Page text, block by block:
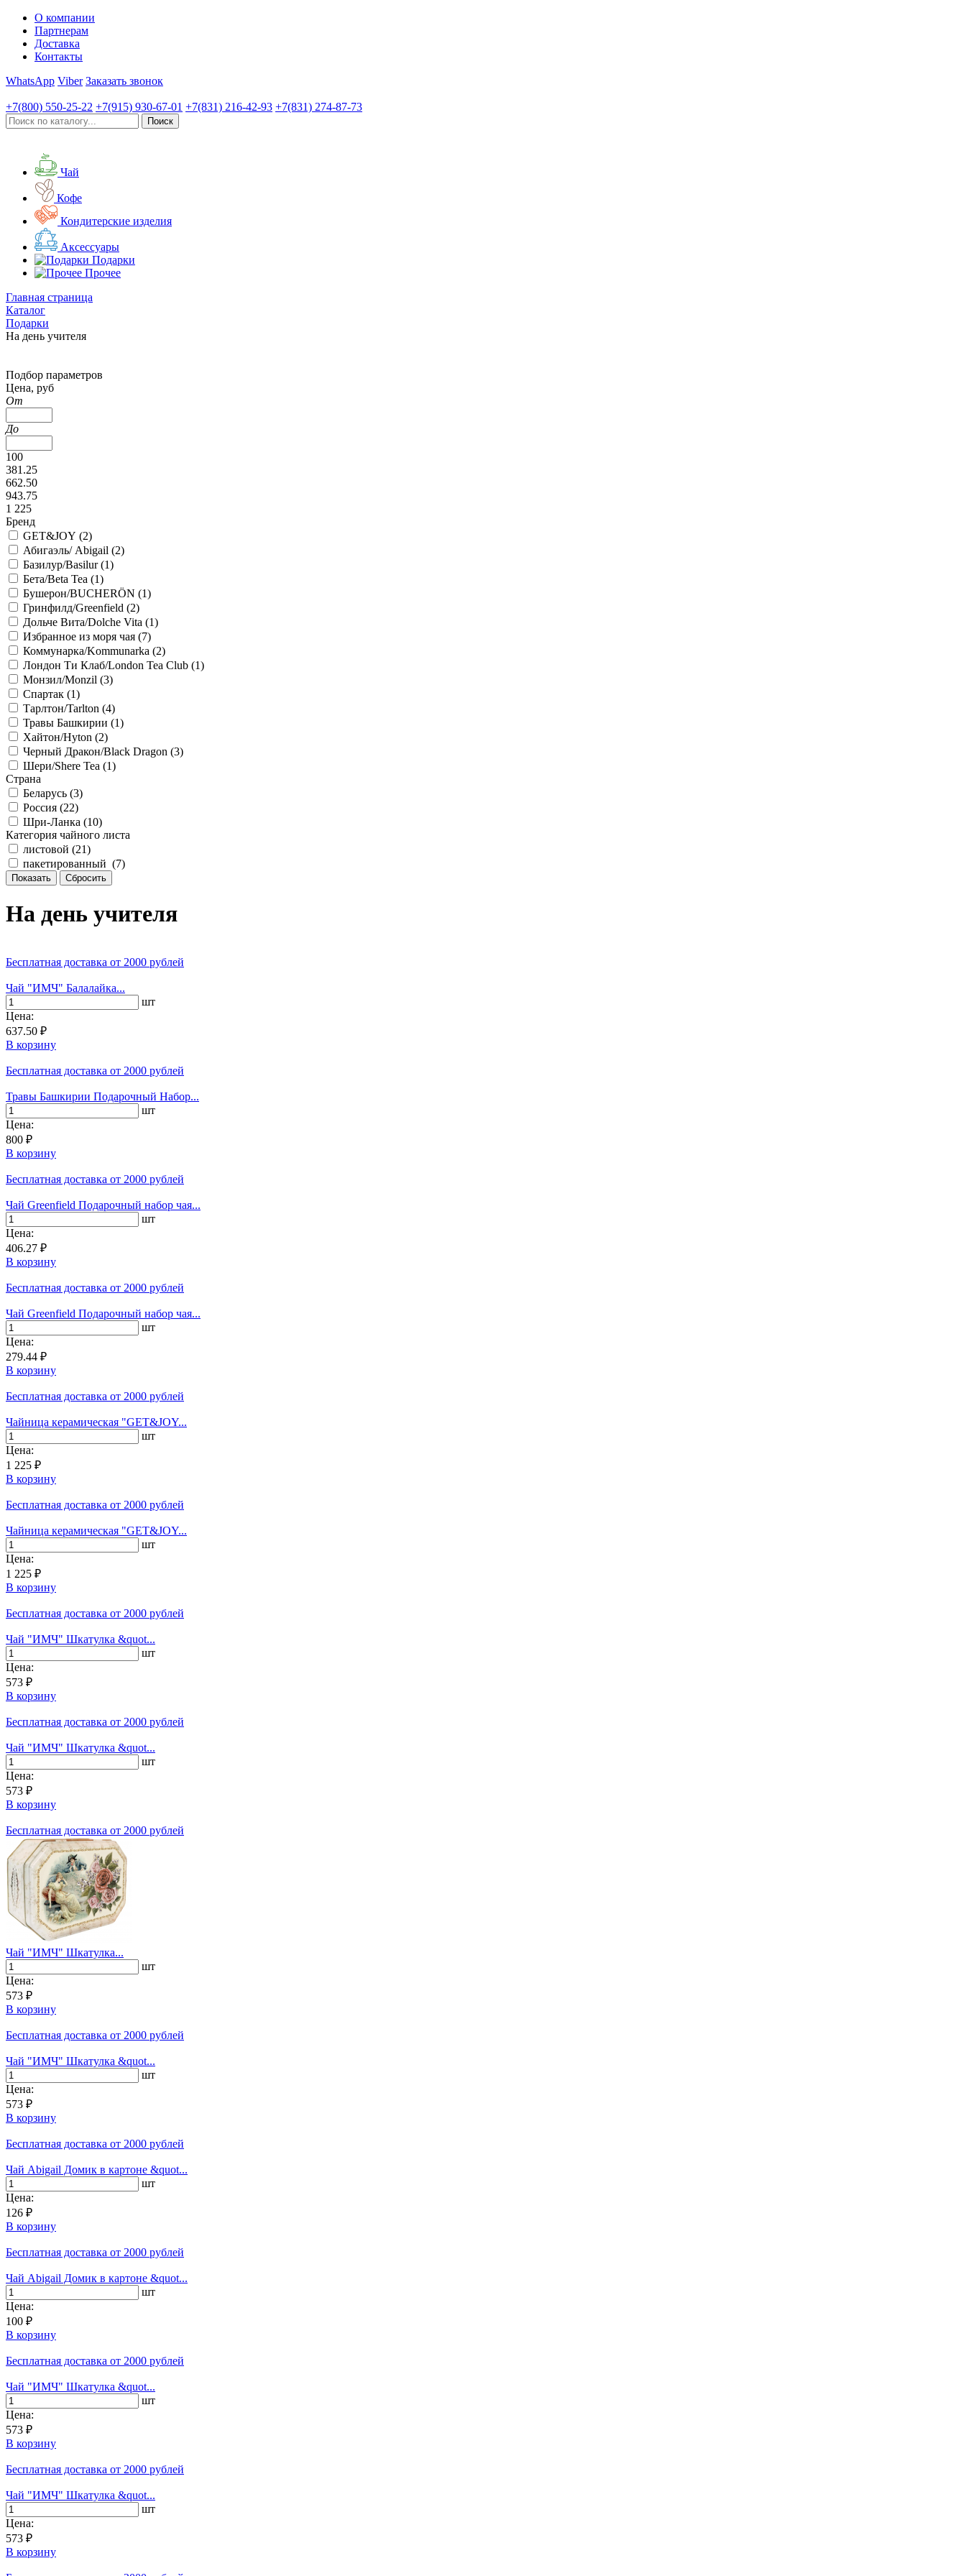
О компании
Партнерам
Доставка
Контакты
WhatsApp Viber Заказать звонок
+7(800) 550-25-22 +7(915) 930-67-01 +7(831) 216-42-93 +7(831) 274-87-73
Чай
Кофе
Кондитерские изделия
Аксессуары
Подарки
Прочее
Главная страница
Каталог
Подарки
На день учителя
Подбор параметров
Цена, руб
От
До
100
381.25
662.50
943.75
1 225
Бренд
GET&JOY (2)
Абигаэль/ Abigail (2)
Базилур/Basilur (1)
Бета/Beta Tea (1)
Бушерон/BUCHERÖN (1)
Гринфилд/Greenfield (2)
Дольче Вита/Dolche Vita (1)
Избранное из моря чая (7)
Коммунарка/Kommunarka (2)
Лондон Ти Клаб/London Tea Club (1)
Монзил/Monzil (3)
Спартак (1)
Тарлтон/Tarlton (4)
Травы Башкирии (1)
Хайтон/Hyton (2)
Черный Дракон/Black Dragon (3)
Шери/Shere Tea (1)
Страна
Беларусь (3)
Россия (22)
Шри-Ланка (10)
Категория чайного листа
листовой (21)
пакетированный (7)
На день учителя
Бесплатная доставка от 2000 рублей
Чай "ИМЧ" Балалайка...
шт
Цена:
637.50 ₽
В корзину
Бесплатная доставка от 2000 рублей
Травы Башкирии Подарочный Набор...
шт
Цена:
800 ₽
В корзину
Бесплатная доставка от 2000 рублей
Чай Greenfield Подарочный набор чая...
шт
Цена:
406.27 ₽
В корзину
Бесплатная доставка от 2000 рублей
Чай Greenfield Подарочный набор чая...
шт
Цена:
279.44 ₽
В корзину
Бесплатная доставка от 2000 рублей
Чайница керамическая "GET&JOY...
шт
Цена:
1 225 ₽
В корзину
Бесплатная доставка от 2000 рублей
Чайница керамическая "GET&JOY...
шт
Цена:
1 225 ₽
В корзину
Бесплатная доставка от 2000 рублей
Чай "ИМЧ" Шкатулка &quot...
шт
Цена:
573 ₽
В корзину
Бесплатная доставка от 2000 рублей
Чай "ИМЧ" Шкатулка &quot...
шт
Цена:
573 ₽
В корзину
Бесплатная доставка от 2000 рублей
Чай "ИМЧ" Шкатулка...
шт
Цена:
573 ₽
В корзину
Бесплатная доставка от 2000 рублей
Чай "ИМЧ" Шкатулка &quot...
шт
Цена:
573 ₽
В корзину
Бесплатная доставка от 2000 рублей
Чай Abigail Домик в картоне &quot...
шт
Цена:
126 ₽
В корзину
Бесплатная доставка от 2000 рублей
Чай Abigail Домик в картоне &quot...
шт
Цена:
100 ₽
В корзину
Бесплатная доставка от 2000 рублей
Чай "ИМЧ" Шкатулка &quot...
шт
Цена:
573 ₽
В корзину
Бесплатная доставка от 2000 рублей
Чай "ИМЧ" Шкатулка &quot...
шт
Цена:
573 ₽
В корзину